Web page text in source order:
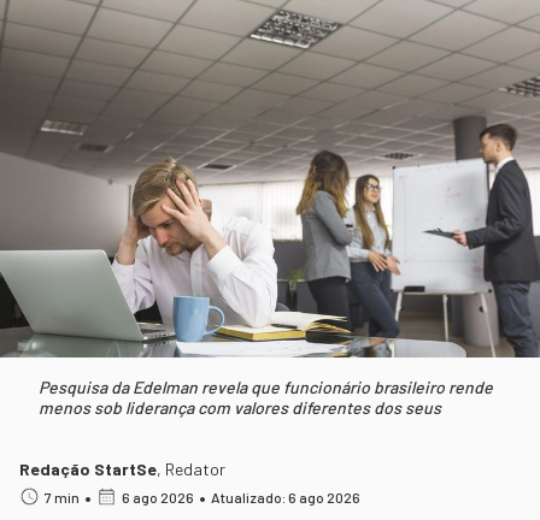
Pesquisa da Edelman revela que funcionário brasileiro rende
menos sob liderança com valores diferentes dos seus
Redação StartSe, Redator
7 min • 6 ago 2026 • Atualizado: 6 ago 2026